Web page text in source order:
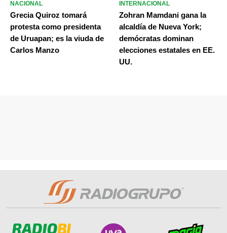
NACIONAL
Grecia Quiroz tomará
protesta como presidenta
de Uruapan; es la viuda de
Carlos Manzo
INTERNACIONAL
Zohran Mamdani gana la
alcaldía de Nueva York;
demócratas dominan
elecciones estatales en EE.
UU.